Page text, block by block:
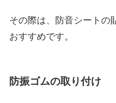
その際は、防音シートの
おすすめです。
防振ゴムの取り付け